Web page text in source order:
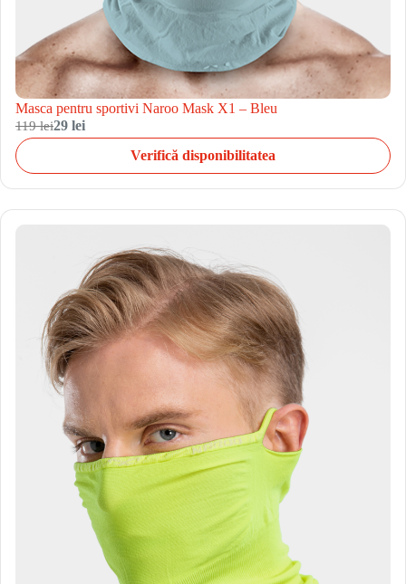
Masca pentru sportivi Naroo Mask X1 – Bleu
119 lei29 lei
Verifică disponibilitatea